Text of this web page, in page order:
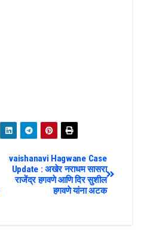
vaishanavi Hagwane Case
Update : अखेर नराधम सासरा
राजेंद्र हगवणे आणि दिर सुशील
हगवणे यांना अटक